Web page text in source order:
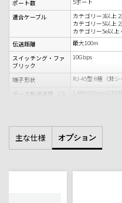
ポート数
適合ケーブル
カテゴリー3以上 2
カテゴリー5以上 2
カテゴリー5e以上
伝送距離
最大100m
スイッチング・ファ
ブリック
10Gbps
端子形状
RJ-45型 8極（非シ
データ転送速度 （ス
消費電力
最大2.5W
外形寸法（幅×高さ
×奥行）
143×29×86mm
※本体のみ(突起部
主な仕様 オプション